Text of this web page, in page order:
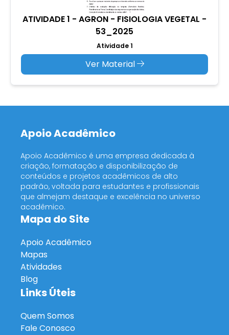
ATIVIDADE 1 - AGRON - FISIOLOGIA VEGETAL -
53_2025
Atividade 1
Ver Material
Apoio Acadêmico
Apoio Acadêmico é uma empresa dedicada à
criação, formatação e disponibilização de
conteúdos e projetos acadêmicos de alto
padrão, voltada para estudantes e profissionais
que almejam destaque e excelência no universo
acadêmico.
Mapa do Site
Apoio Acadêmico
Mapas
Atividades
Blog
Links Úteis
Quem Somos
Fale Conosco